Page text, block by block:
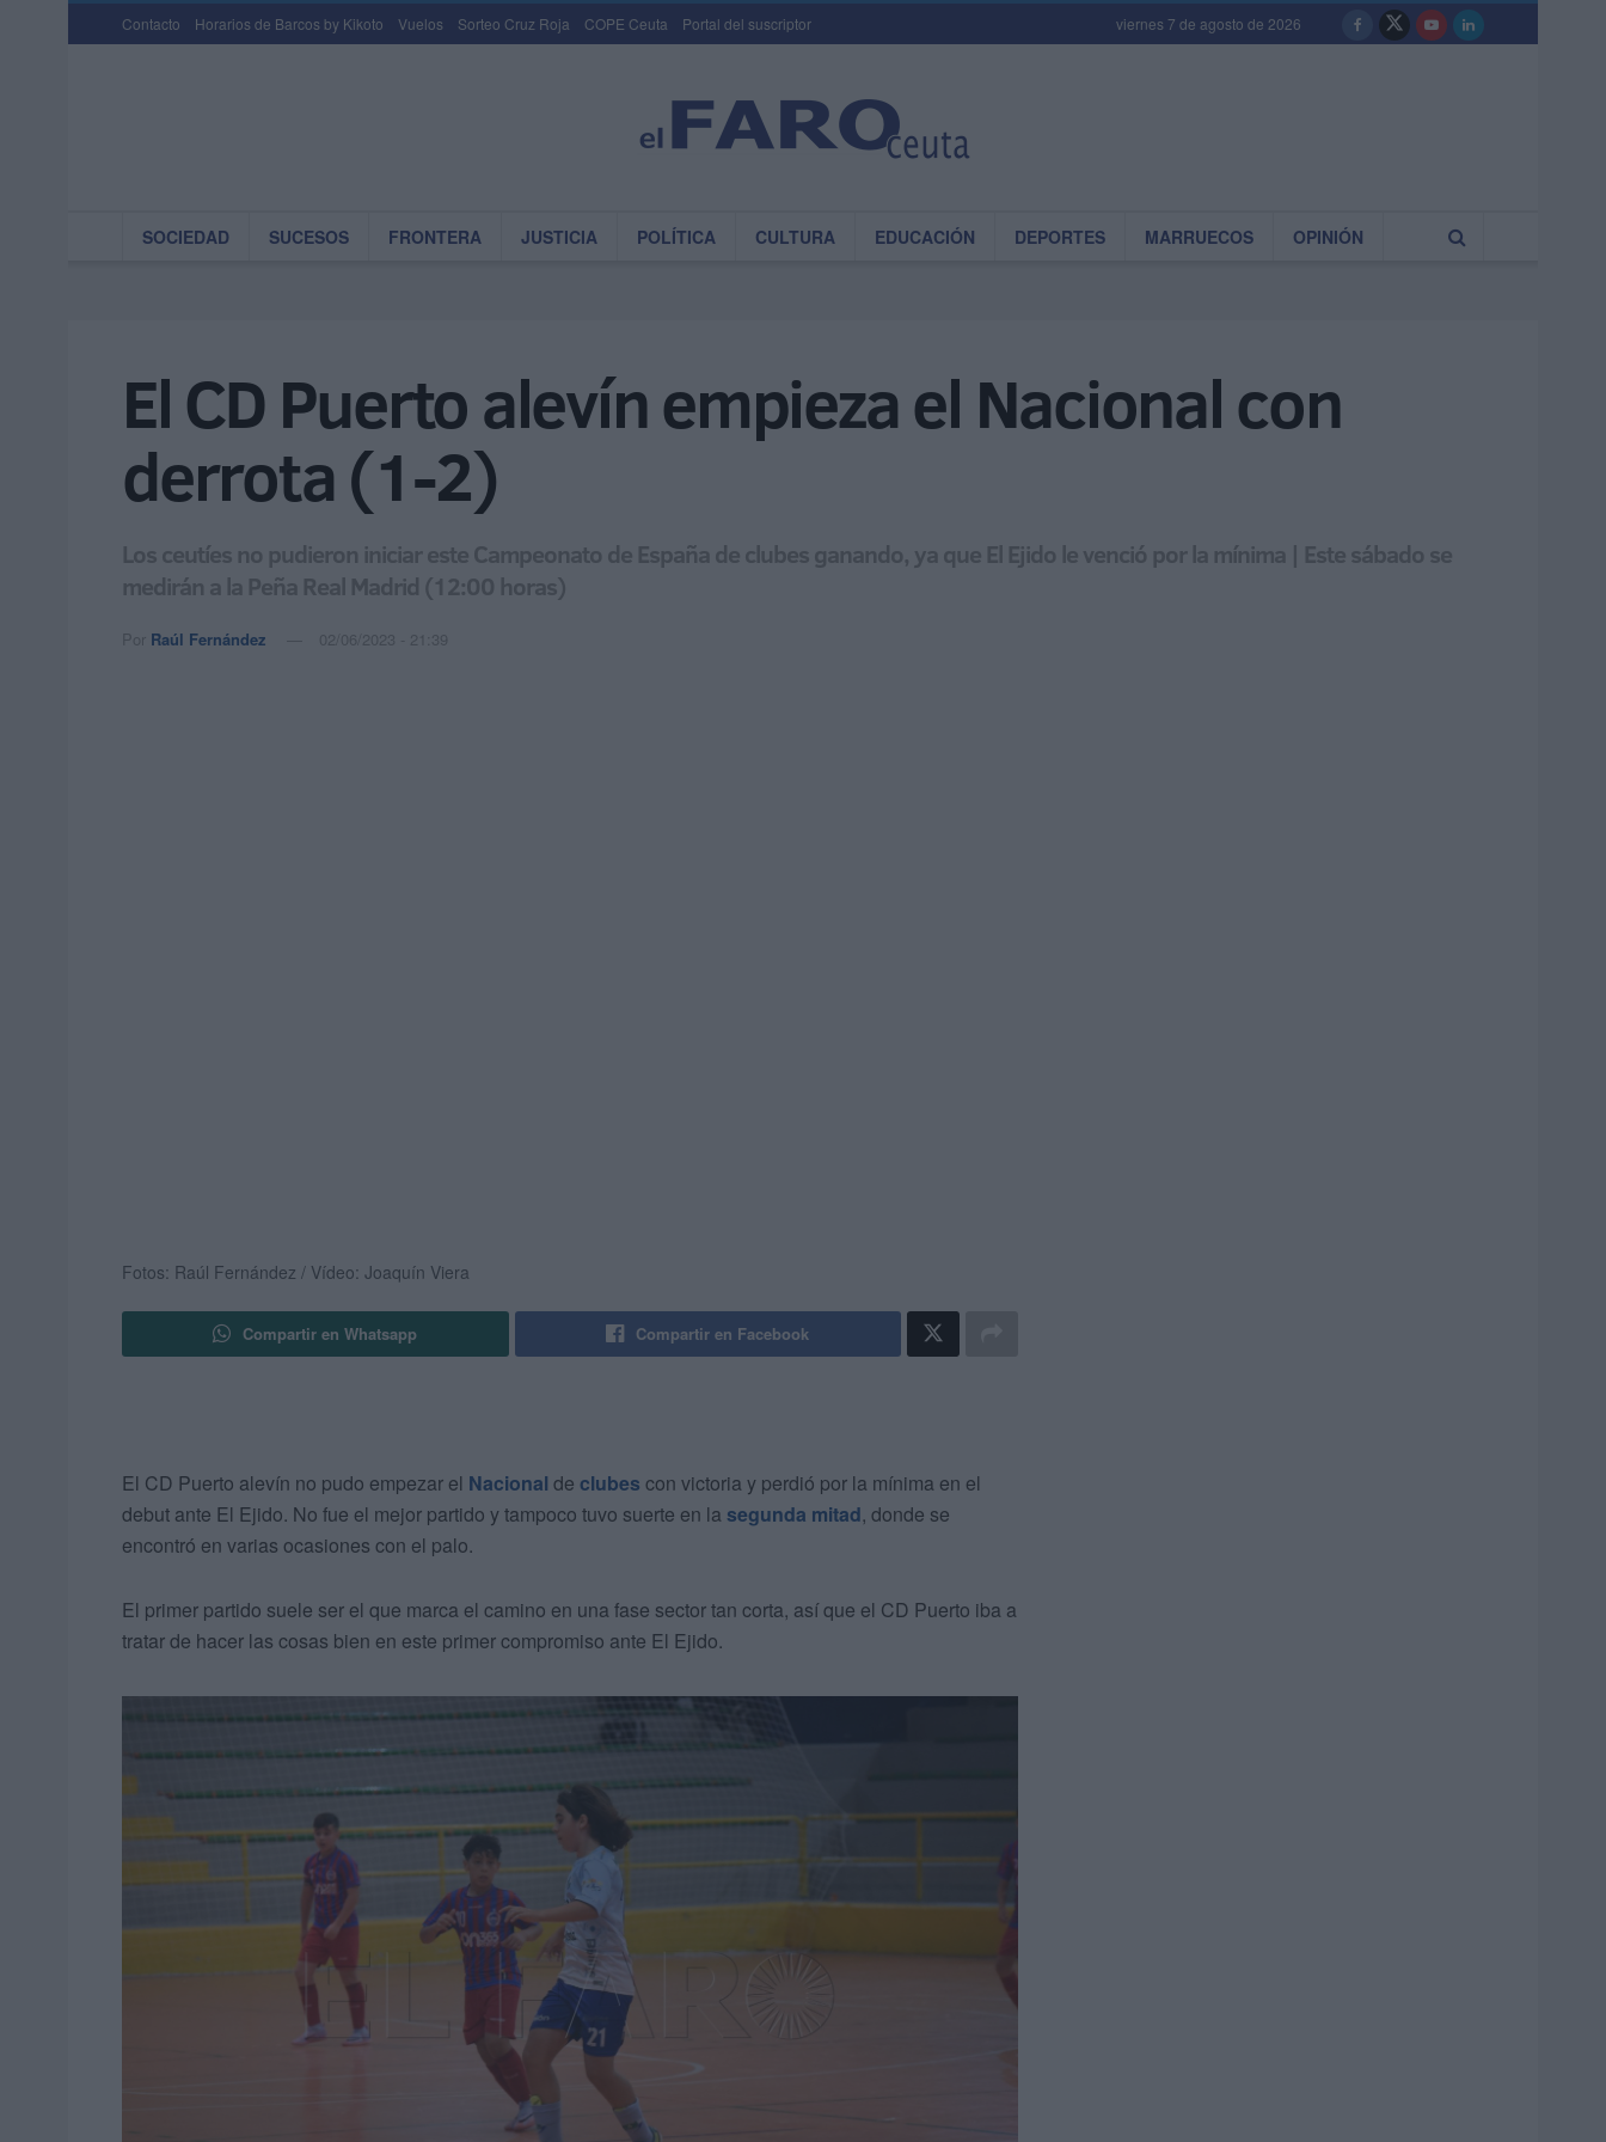
Contacto Horarios de Barcos by Kikoto Vuelos Sorteo Cruz Roja COPE Ceuta Portal del suscriptor viernes 7 de agosto de 2026
SOCIEDAD SUCESOS FRONTERA JUSTICIA POLÍTICA CULTURA EDUCACIÓN DEPORTES MARRUECOS OPINIÓN
El CD Puerto alevín empieza el Nacional con
derrota (1-2)
Los ceutíes no pudieron iniciar este Campeonato de España de clubes ganando, ya que El Ejido le venció por la mínima | Este sábado se
medirán a la Peña Real Madrid (12:00 horas)
Por Raúl Fernández 02/06/2023 - 21:39
Fotos: Raúl Fernández / Vídeo: Joaquín Viera
Compartir en Whatsapp Compartir en Facebook
El CD Puerto alevín no pudo empezar el Nacional de clubes con victoria y perdió por la mínima en el
debut ante El Ejido. No fue el mejor partido y tampoco tuvo suerte en la segunda mitad, donde se
encontró en varias ocasiones con el palo.
El primer partido suele ser el que marca el camino en una fase sector tan corta, así que el CD Puerto iba a
tratar de hacer las cosas bien en este primer compromiso ante El Ejido.